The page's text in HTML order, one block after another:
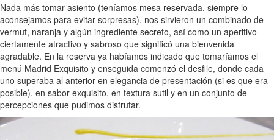
Nada más tomar asiento (teníamos mesa reservada, siempre lo
aconsejamos para evitar sorpresas), nos sirvieron un combinado de
vermut, naranja y algún ingrediente secreto, así como un aperitivo
ciertamente atractivo y sabroso que significó una bienvenida
agradable. En la reserva ya habíamos indicado que tomaríamos el
menú Madrid Exquisito y enseguida comenzó el desfile, donde cada
uno superaba al anterior en elegancia de presentación (si es que era
posible), en sabor exquisito, en textura sutil y en un conjunto de
percepciones que pudimos disfrutar.